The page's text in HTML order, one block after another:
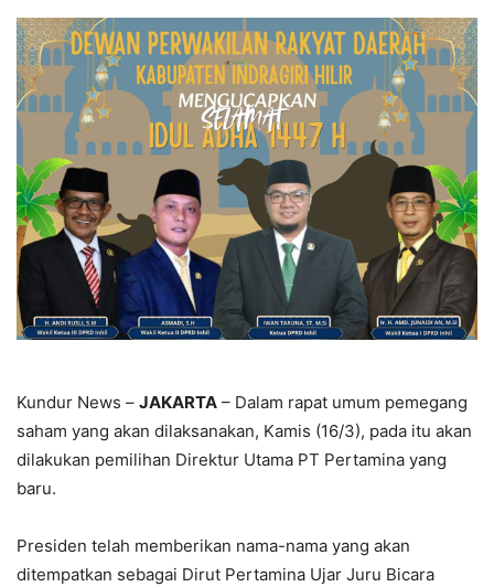
Kundur News – JAKARTA – Dalam rapat umum pemegang
saham yang akan dilaksanakan, Kamis (16/3), pada itu akan
dilakukan pemilihan Direktur Utama PT Pertamina yang
baru.
Presiden telah memberikan nama-nama yang akan
ditempatkan sebagai Dirut Pertamina Ujar Juru Bicara